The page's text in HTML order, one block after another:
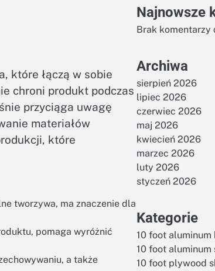
które łączą w sobie
chroni produkt podczas
przyciąga uwagę
materiałów
które
tworzywa, ma znaczenie dla
pomaga wyróżnić
a także
Najnowsze
Brak komentarzy
Archiwa
sierpień 2026
lipiec 2026
czerwiec 2026
maj 2026
kwiecień 2026
marzec 2026
luty 2026
styczeń 2026
Kategorie
10 foot aluminum
10 foot
10 foot plywood